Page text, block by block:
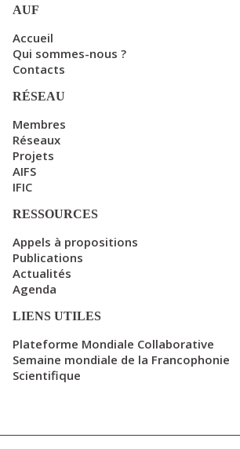
AUF
Accueil
Qui sommes-nous ?
Contacts
RÉSEAU
Membres
Réseaux
Projets
AIFS
IFIC
RESSOURCES
Appels à propositions
Publications
Actualités
Agenda
LIENS UTILES
Plateforme Mondiale Collaborative
Semaine mondiale de la Francophonie
Scientifique